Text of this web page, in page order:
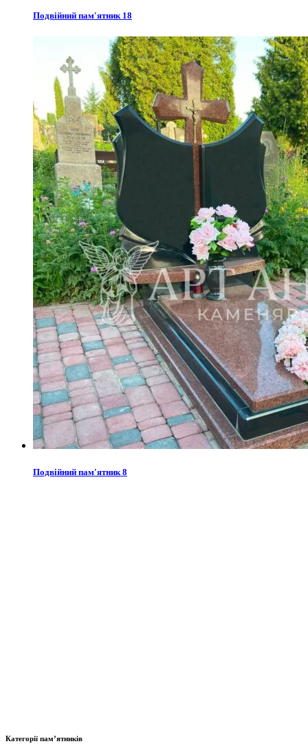
Подвійний пам'ятник 18
Подвійний пам'ятник 8
Категорії пам’ятників